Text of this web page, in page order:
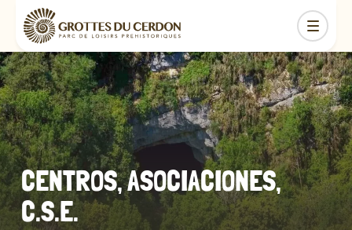
CENTROS, ASOCIACIONES,
C.S.E.